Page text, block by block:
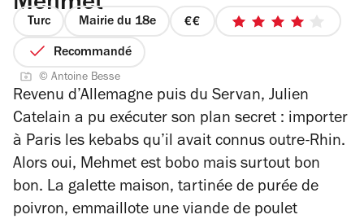
Turc Mairie du 18e
prix
4
4
étoiles
Recommandé
© Antoine Besse
Revenu d’Allemagne puis du Servan, Julien
Catelain a pu exécuter son plan secret : importer
à Paris les kebabs qu’il avait connus outre-Rhin.
Alors oui, Mehmet est bobo mais surtout bon
bon. La galette maison, tartinée de purée de
poivron, emmaillote une viande de poulet